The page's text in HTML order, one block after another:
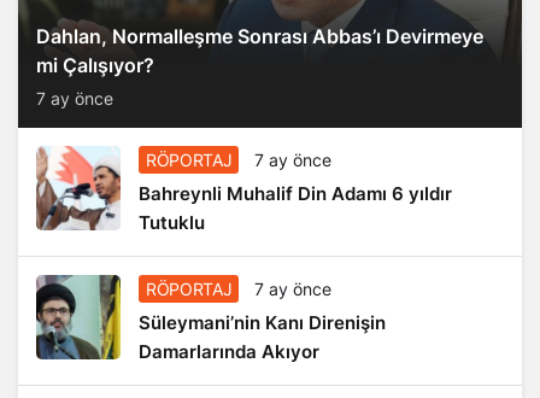
Dahlan, Normalleşme Sonrası Abbas’ı Devirmeye
mi Çalışıyor?
7 ay önce
RÖPORTAJ 7 ay önce
Bahreynli Muhalif Din Adamı 6 yıldır
Tutuklu
RÖPORTAJ 7 ay önce
Süleymani’nin Kanı Direnişin
Damarlarında Akıyor